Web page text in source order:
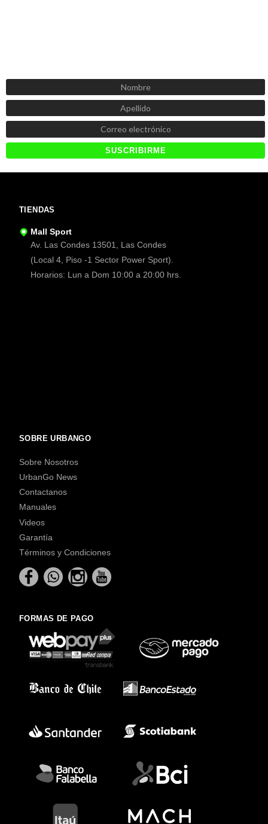
TIENDAS
Mall Sport
Av. Las Condes 13501, Las Condes
(Local 4, Piso -1 Sector Power Sport).
Horarios: Lun a Dom 10:00 a 20:00 hrs.
SOBRE URBANGO
Sobre Nosotros
UrbanGo News
Contactanos
Manuales
Videos
Garantía
Términos y Condiciones
FORMAS DE PAGO